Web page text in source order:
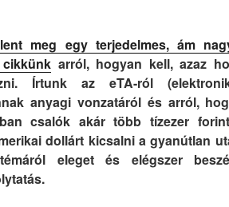
meg egy terjedelmes, ám
arról, hogyan kell, azaz
Írtunk az eTA-ról
anyagi vonzatáról és arról,
csalók akár több tízezer
dollárt kicsalni a gyanútlan
eleget és elégszer